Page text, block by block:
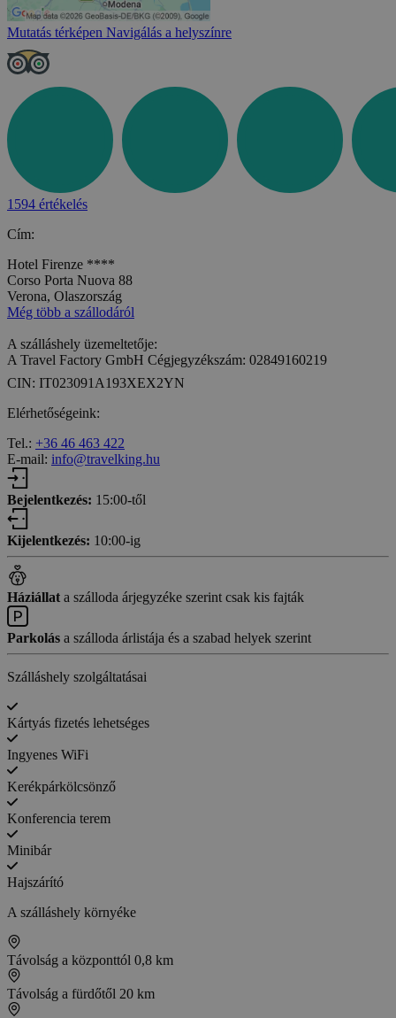
Mutatás térképen Navigálás a helyszínre
1594 értékelés
Cím:
Hotel Firenze ****
Corso Porta Nuova 88
Verona, Olaszország
Még több a szállodáról
A szálláshely üzemeltetője:
A Travel Factory GmbH Cégjegyzékszám: 02849160219
CIN: IT023091A193XEX2YN
Elérhetőségeink:
Tel.: +36 46 463 422
E-mail: info@travelking.hu
Bejelentkezés: 15:00-től
Kijelentkezés: 10:00-ig
Háziállat a szálloda árjegyzéke szerint csak kis fajták
Parkolás a szálloda árlistája és a szabad helyek szerint
Szálláshely szolgáltatásai
Kártyás fizetés lehetséges
Ingyenes WiFi
Kerékpárkölcsönző
Konferencia terem
Minibár
Hajszárító
A szálláshely környéke
Távolság a központtól 0,8 km
Távolság a fürdőtől 20 km